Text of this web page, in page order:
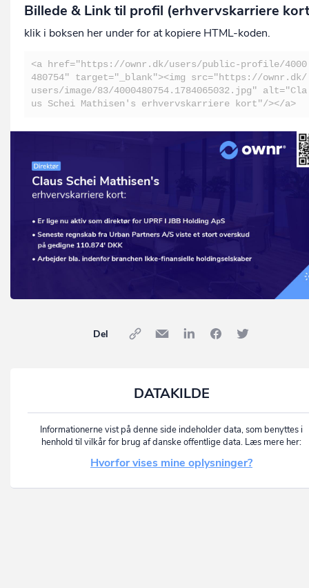
Billede & Link til profil (erhvervskarriere
klik i boksen her under for at kopiere HTML-koden.
<a href="https://ownr.dk/users/public-profile/4000
480754" target="_blank"><img src="https://ownr.dk/
users/image/83/4000480754.1784065032.jpg" alt="Cla
us Schei Mathisen's erhvervskarriere kort"/></a>
Del
DATAKILDE
Informationerne vist på denne side indeholder data, som benyttes i
henhold til vilkår for brug af danske offentlige data. Læs mere her:
Hvorfor vises mine oplysninger?